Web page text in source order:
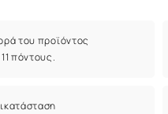
του προϊόντος
πόντους.